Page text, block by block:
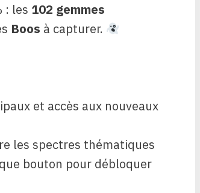
: les 102 gemmes
Boos à capturer.
et accès aux nouveaux
les spectres thématiques
bouton pour débloquer